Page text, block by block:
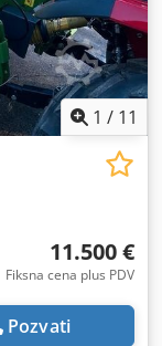
1 / 11
11.500 €
Fiksna cena plus PDV
Pozvati